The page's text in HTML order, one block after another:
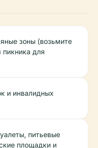
зоны (возьмите
пикника для
и инвалидных
питьевые
площадки и